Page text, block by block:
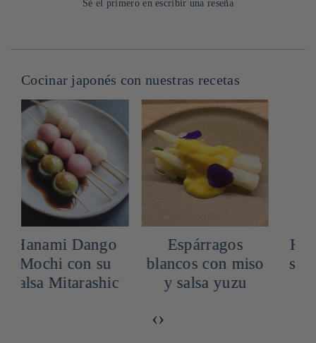
Sé el primero en escribir una reseña
Cocinar japonés con nuestras recetas
Espárragos
blancos con miso
y salsa yuzu
Hiyayakko: tofu
sedoso con salsa
mentsuyu
‹›